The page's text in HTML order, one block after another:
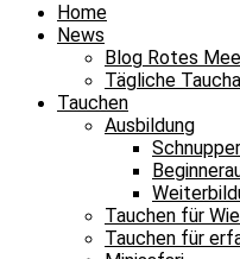
Home
News
Blog Rotes
Tägliche
Tauchen
Ausbildung
Tauchen für
Tauchen für